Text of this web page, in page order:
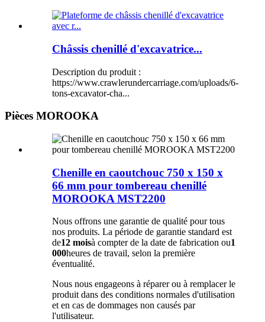
Châssis chenillé d'excavatrice...
Description du produit :
https://www.crawlerundercarriage.com/uploads/6-
tons-excavator-cha...
Pièces MOROOKA
Chenille en caoutchouc 750 x 150 x
66 mm pour tombereau chenillé
MOROOKA MST2200
Nous offrons une garantie de qualité pour tous
nos produits. La période de garantie standard est
de12 moisà compter de la date de fabrication ou1
000heures de travail, selon la première
éventualité.
Nous nous engageons à réparer ou à remplacer le
produit dans des conditions normales d'utilisation
et en cas de dommages non causés par
l'utilisateur.